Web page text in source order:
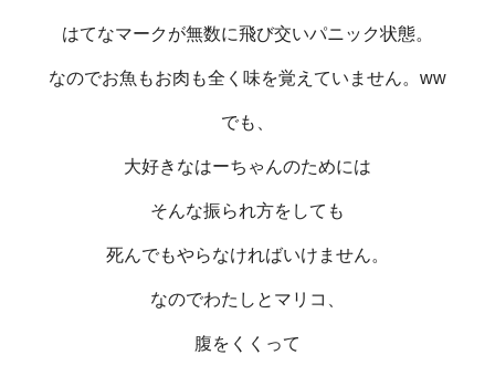
はてなマークが無数に飛び交いパニック状態。
なのでお魚もお肉も全く味を覚えていません。ww
でも、
大好きなはーちゃんのためには
そんな振られ方をしても
死んでもやらなければいけません。
なのでわたしとマリコ、
腹をくくって